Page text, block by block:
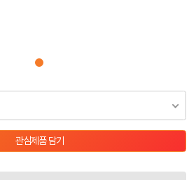
관심제품 담기